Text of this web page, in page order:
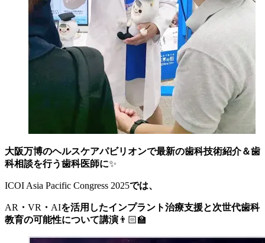
大阪万博のヘルスケアパビリオンで最新の歯科技術紹介＆歯
科相談を行う歯科医師に✨
ICOI Asia Pacific Congress 2025では、
AR ・ VR ・ AIを活用したインプラント治療支援と次世代歯科
教育の可能性について講演 👨🏻‍🏫